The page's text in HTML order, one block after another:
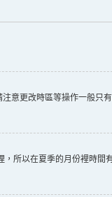
意更改時區等操作一般只
所以在夏季的月份裡時間